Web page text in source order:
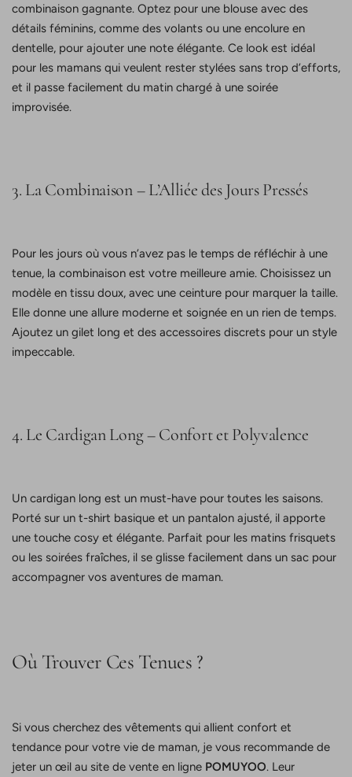
combinaison gagnante. Optez pour une blouse avec des
détails féminins, comme des volants ou une encolure en
dentelle, pour ajouter une note élégante. Ce look est idéal
pour les mamans qui veulent rester stylées sans trop d’efforts,
et il passe facilement du matin chargé à une soirée
improvisée.
3. La Combinaison – L’Alliée des Jours Pressés
Pour les jours où vous n’avez pas le temps de réfléchir à une
tenue, la combinaison est votre meilleure amie. Choisissez un
modèle en tissu doux, avec une ceinture pour marquer la taille.
Elle donne une allure moderne et soignée en un rien de temps.
Ajoutez un gilet long et des accessoires discrets pour un style
impeccable.
4. Le Cardigan Long – Confort et Polyvalence
Un cardigan long est un must-have pour toutes les saisons.
Porté sur un t-shirt basique et un pantalon ajusté, il apporte
une touche cosy et élégante. Parfait pour les matins frisquets
ou les soirées fraîches, il se glisse facilement dans un sac pour
accompagner vos aventures de maman.
Où Trouver Ces Tenues ?
Si vous cherchez des vêtements qui allient confort et
tendance pour votre vie de maman, je vous recommande de
jeter un œil au site de vente en ligne POMUYOO. Leur